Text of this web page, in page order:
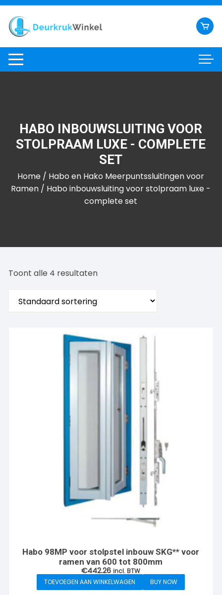
Ga
naar
inhoud
HABO INBOUWSLUITING VOOR
STOLPRAAM LUXE - COMPLETE
SET
Home / Habo en Hako Meerpuntssluitingen voor
Ramen / Habo inbouwsluiting voor stolpraam luxe -
complete set
Toont alle 4 resultaten
Habo 98MP voor stolpstel inbouw SKG** voor
ramen van 600 tot 800mm
€442.26 incl. BTW
TOEVOEGEN AAN WINKELWAGEN
BUY NOW